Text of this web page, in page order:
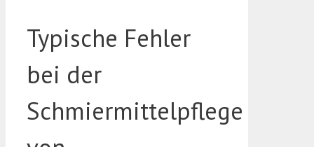
Typische Fehler
bei der
Schmiermittelpflege